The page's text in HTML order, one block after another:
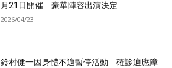
月21日開催 豪華陣容出演決定
2026/04/23
鈴村健一因身體不適暫停活動 確診適應障